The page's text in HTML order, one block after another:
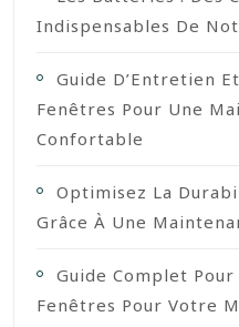
Indispensables De
Guide D’Entretien
Fenêtres Pour Une
Confortable
Optimisez La
Grâce À Une
Guide Complet
Fenêtres Pour Votre